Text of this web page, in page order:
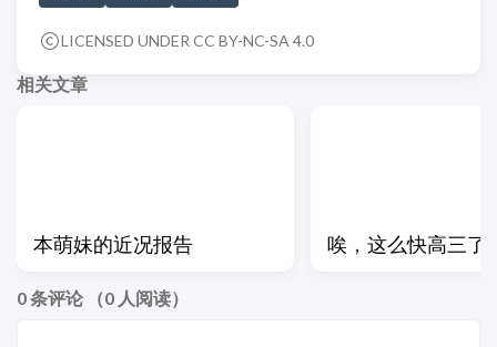
LICENSED UNDER CC BY-NC-SA 4.0
相关文章
本萌妹的近况报告 唉，这么快高三了
0条评论 （0 人阅读）